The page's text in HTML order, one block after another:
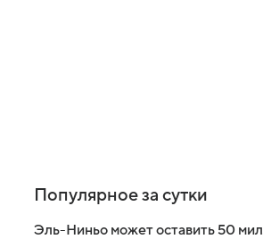
Популярное за сутки
Эль-Ниньо может оставить 50